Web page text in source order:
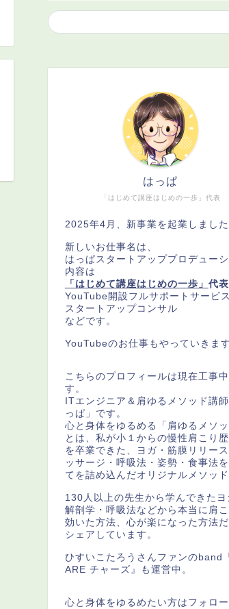
「はじめて講座はじめの一歩」代表
はっぱ
2025年4月、新事業を起業しまし
新しいお仕事名は、
はっぱスタートアッププロデュー
内容は
「はじめて講座はじめの一歩」 代表
YouTube開設フルサポートサービス
スタートアップコンサル
などです。
YouTubeのお仕事もやっていきます
こちらのプロフィールは現在工事
す。
ITエンジニア＆肩ゆるメソッド講
っぱ」です。
心と身体をゆるめる「肩ゆるメソッ
とは、私が小１からの慢性肩こり
を卒業できた、ヨガ・筋膜リリー
ッサージ・呼吸法・姿勢・食事法
てを詰め込んだオリジナルメソッド
130人以上の先生から学んできたヨ
解剖学・呼吸法などから本当に肩
効いた方法、心が楽になった方法
シェアしています。
ひすいこたろうさんファンのband
ARE チャーズ』も運営中。
心と身体をゆるめたい方はフォロー